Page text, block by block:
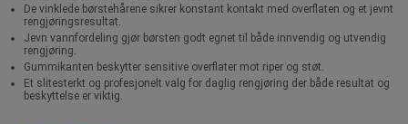
De vinklede børstehårene sikrer konstant kontakt med overflaten og et jevnt
rengjøringsresultat.
Jevn vannfordeling gjør børsten godt egnet til både innvendig og utvendig
rengjøring.
Gummikanten beskytter sensitive overflater mot riper og støt.
Et slitesterkt og profesjonelt valg for daglig rengjøring der både resultat og
beskyttelse er viktig.